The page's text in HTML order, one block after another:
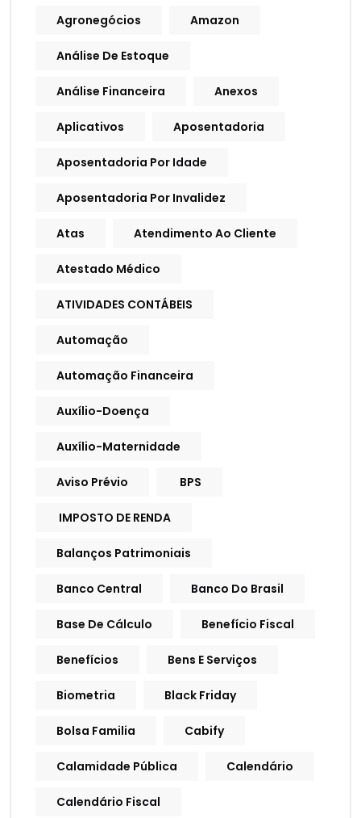
Agronegócios Amazon
Análise De Estoque
Análise Financeira Anexos
Aplicativos Aposentadoria
Aposentadoria Por Idade
Aposentadoria Por Invalidez
Atas Atendimento Ao Cliente
Atestado Médico
ATIVIDADES CONTÁBEIS
Automação
Automação Financeira
Auxílio-Doença
Auxílio-Maternidade
Aviso Prévio BPS
IMPOSTO DE RENDA
Balanços Patrimoniais
Banco Central Banco Do Brasil
Base De Cálculo Benefício Fiscal
Benefícios Bens E Serviços
Biometria Black Friday
Bolsa Familia Cabify
Calamidade Pública Calendário
Calendário Fiscal